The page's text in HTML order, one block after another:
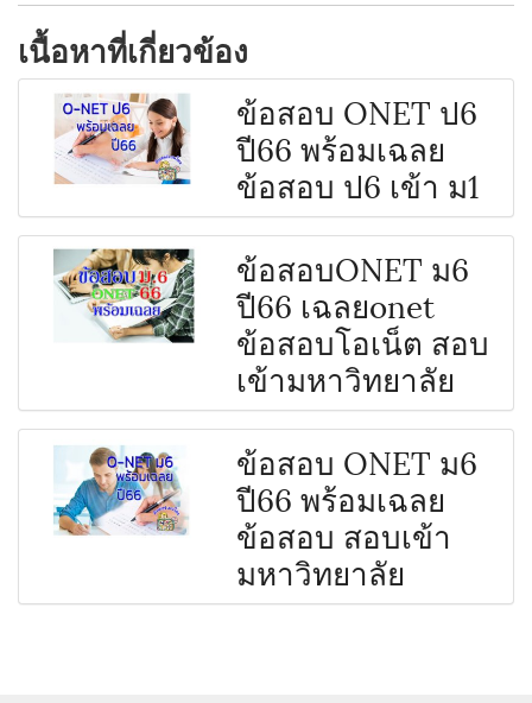
เนื้อหาที่เกี่ยวข้อง
ข้อสอบ ONET ป6
ปี66 พร้อมเฉลย
ข้อสอบ ป6 เข้า ม1
ข้อสอบONET ม6
ปี66 เฉลยonet
ข้อสอบโอเน็ต สอบ
เข้ามหาวิทยาลัย
ข้อสอบ ONET ม6
ปี66 พร้อมเฉลย
ข้อสอบ สอบเข้า
มหาวิทยาลัย